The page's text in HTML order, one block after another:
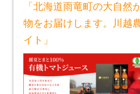
「北海道雨竜町の大自然
物をお届けします。川越
イト」